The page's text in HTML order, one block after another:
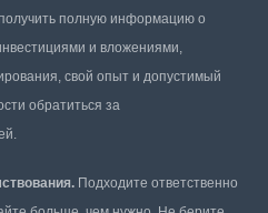
полную информацию о
и вложениями,
свой опыт и допустимый
обратиться за
Подходите ответственно